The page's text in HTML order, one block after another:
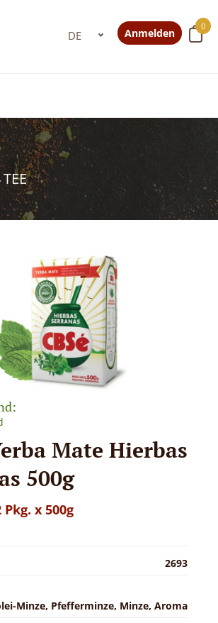
0
Anmelden
TEE
Mate Hierbas
500g
x 500g
2693
Minze, Pfefferminze, Minze, Aroma